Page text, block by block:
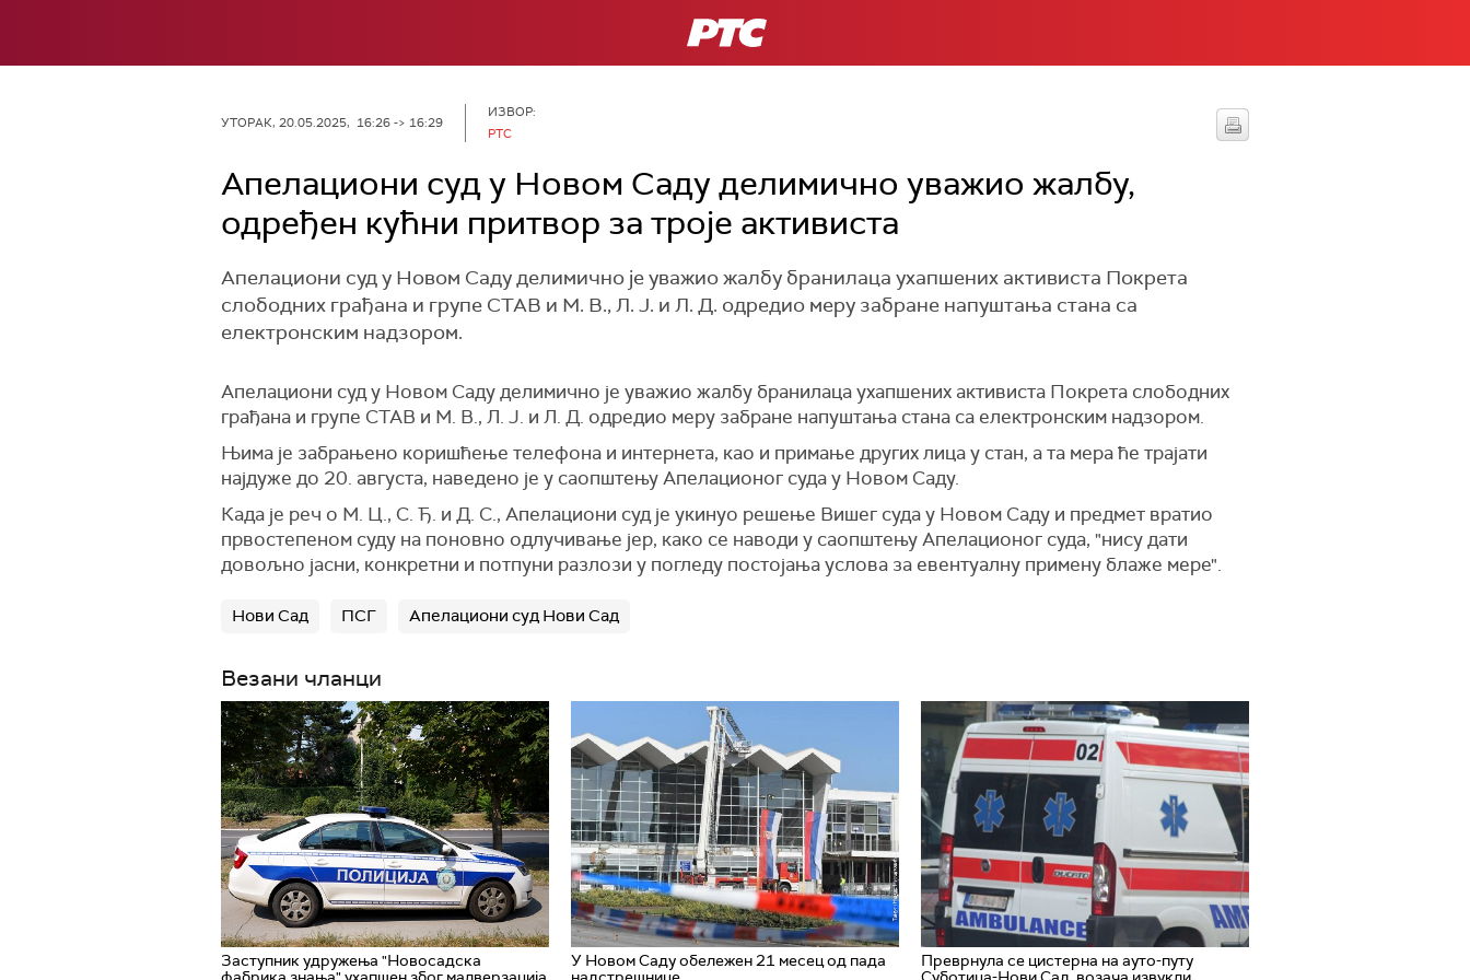
РТС
УТОРАК, 20.05.2025, 16:26 -> 16:29
ИЗВОР:
РТС
Апелациони суд у Новом Саду делимично уважио жалбу,
одређен кућни притвор за троје активиста
Апелациони суд у Новом Саду делимично је уважио жалбу бранилаца ухапшених активиста Покрета
слободних грађана и групе СТАВ и М. В., Л. Ј. и Л. Д. одредио меру забране напуштања стана са
електронским надзором.
Апелациони суд у Новом Саду делимично је уважио жалбу бранилаца ухапшених активиста Покрета слободних
грађана и групе СТАВ и М. В., Л. Ј. и Л. Д. одредио меру забране напуштања стана са електронским надзором.
Њима је забрањено коришћење телефона и интернета, као и примање других лица у стан, а та мера ће трајати
најдуже до 20. августа, наведено је у саопштењу Апелационог суда у Новом Саду.
Када је реч о М. Ц., С. Ђ. и Д. С., Апелациони суд је укинуо решење Вишег суда у Новом Саду и предмет вратио
првостепеном суду на поновно одлучивање јер, како се наводи у саопштењу Апелационог суда, "нису дати
довољно јасни, конкретни и потпуни разлози у погледу постојања услова за евентуалну примену блаже мере".
Нови Сад ПСГ Апелациони суд Нови Сад
Везани чланци
Заступник удружења "Новосадска
У Новом Саду обележен 21 месец од пада
Преврнула се цистерна на ауто-путу